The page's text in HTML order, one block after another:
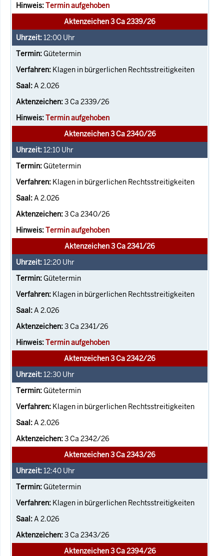
Termin aufgehoben
Aktenzeichen 3 Ca 2339/26
12:00 Uhr
Gütetermin
Klagen in bürgerlichen Rechtsstreitigkeiten
A 2.026
3 Ca 2339/26
Termin aufgehoben
Aktenzeichen 3 Ca 2340/26
12:10 Uhr
Gütetermin
Klagen in bürgerlichen Rechtsstreitigkeiten
A 2.026
3 Ca 2340/26
Termin aufgehoben
Aktenzeichen 3 Ca 2341/26
12:20 Uhr
Gütetermin
Klagen in bürgerlichen Rechtsstreitigkeiten
A 2.026
3 Ca 2341/26
Termin aufgehoben
Aktenzeichen 3 Ca 2342/26
12:30 Uhr
Gütetermin
Klagen in bürgerlichen Rechtsstreitigkeiten
A 2.026
3 Ca 2342/26
Aktenzeichen 3 Ca 2343/26
12:40 Uhr
Gütetermin
Klagen in bürgerlichen Rechtsstreitigkeiten
A 2.026
3 Ca 2343/26
Aktenzeichen 3 Ca 2394/26